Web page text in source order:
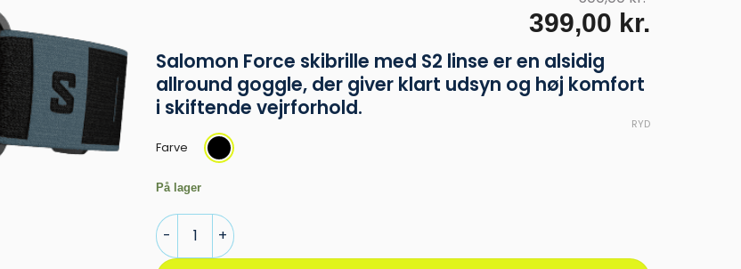
Den
oprindelige
pris
var:
500,00 kr..
399,00 kr.
399,00
Salomon Force skibrille med S2 linse er en alsidig
allround goggle, der giver klart udsyn og høj komfort
i skiftende vejrforhold.
Farve
RYD
På lager
Salomon Force Skibriller S2 | Allround Skibrille til Varierende Vejr antal